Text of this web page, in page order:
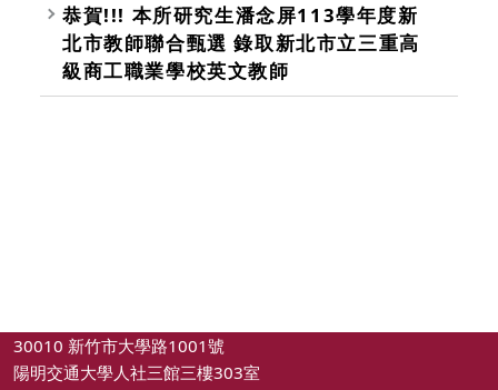
恭賀!!! 本所研究生潘念屏113學年度新
北市教師聯合甄選 錄取新北市立三重高
級商工職業學校英文教師
30010 新竹市大學路1001號
陽明交通大學人社三館三樓303室